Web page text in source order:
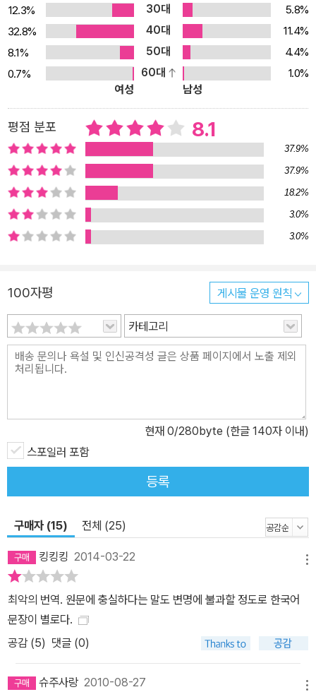
12.3%
30대
5.8%
32.8%
40대
11.4%
8.1%
50대
4.4%
0.7%
60대
1.0%
여성
남성
평점 분포 8.1
37.9%
37.9%
18.2%
3.0%
3.0%
100자평 게시물 운영 원칙
카테고리
현재 0/280byte (한글 140자 이내)
스포일러 포함
등록
구매자 (15) 전체 (25)
킹킹킹 2014-03-22
최악의 번역. 원문에 충실하다는 말도 변명에 불과할 정도로 한국어
문장이 별로다.
공감 (5) 댓글 (0)
슈주사랑 2010-08-27